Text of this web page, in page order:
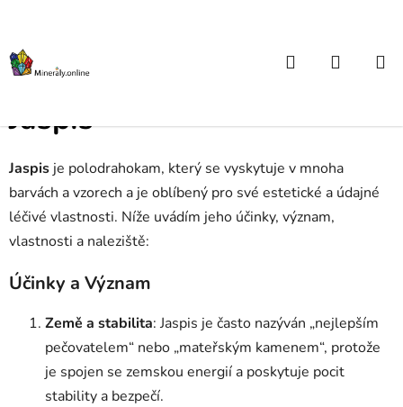
obsah
Hledat
Domů
/ Atlas kamenů od A do Z
Jaspis
Jaspis je polodrahokam, který se vyskytuje v mnoha
barvách a vzorech a je oblíbený pro své estetické a údajné
léčivé vlastnosti. Níže uvádím jeho účinky, význam,
vlastnosti a naleziště:
Účinky a Význam
Země a stabilita: Jaspis je často nazýván „nejlepším
pečovatelem“ nebo „mateřským kamenem“, protože
je spojen se zemskou energií a poskytuje pocit
stability a bezpečí.